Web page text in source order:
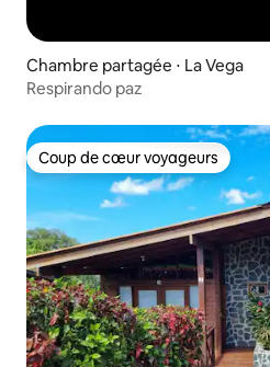
Chambre partagée ⋅ La Vega
Respirando paz
Coup de cœur voyageurs
Coup de cœur voyageurs